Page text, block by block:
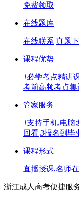
免费领取
在线题库
在线联系 真题
课程优势
1必学考点精讲
考前高频考点集
管家服务
1支持手机,电脑
回看 3报名到毕
课程形式
直播授课,名师
浙江成人高考便捷服